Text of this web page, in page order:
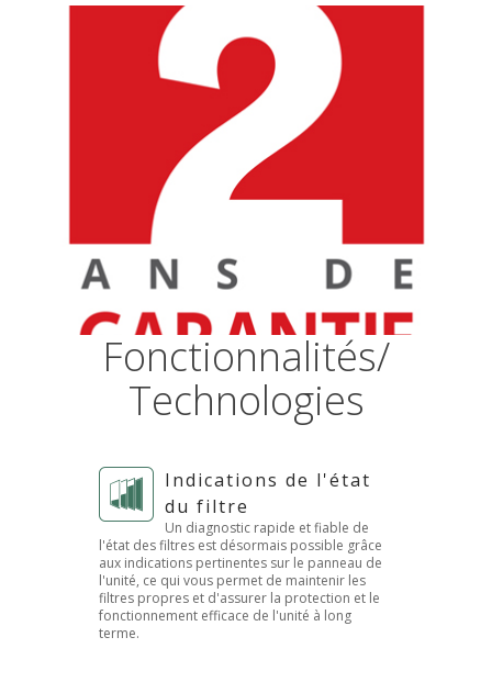
Fonctionnalités/
Technologies
Indications de l'état
du filtre
Un diagnostic rapide et fiable de
l'état des filtres est désormais possible grâce
aux indications pertinentes sur le panneau de
l'unité, ce qui vous permet de maintenir les
filtres propres et d'assurer la protection et le
fonctionnement efficace de l'unité à long
terme.